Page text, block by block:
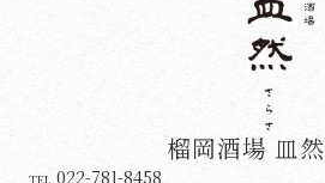
榴岡酒場 皿然
TEL 022-781-8458